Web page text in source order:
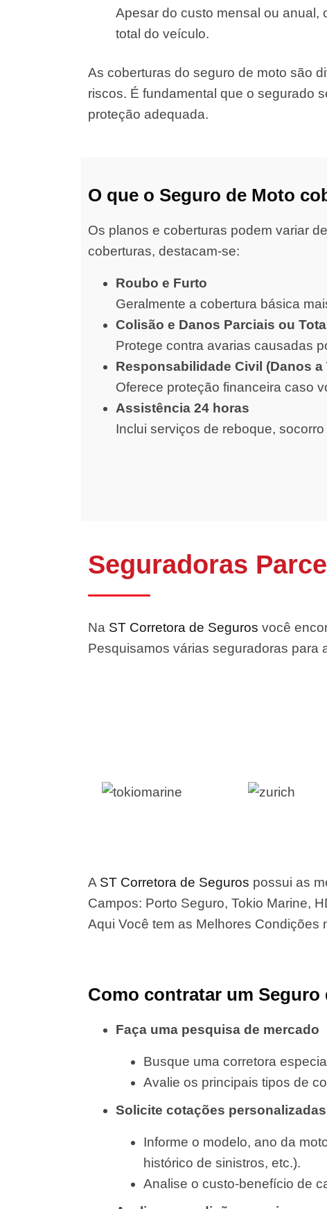
Apesar do custo mensal ou anual,
total do veículo.
As coberturas do seguro de moto são
riscos. É fundamental que o segurado
proteção adequada.
O que o Seguro de Moto
Os planos e coberturas podem variar
coberturas, destacam-se:
Roubo e Furto
Geralmente a cobertura básica
Colisão e Danos Parciais ou
Protege contra avarias causadas
Responsabilidade Civil (Danos a
Oferece proteção financeira caso
Assistência 24 horas
Inclui serviços de reboque,
Seguradoras
Na ST Corretora de Seguros você
Pesquisamos várias seguradoras para
A ST Corretora de Seguros possui as
Campos: Porto Seguro, Tokio Marine,
Aqui Você tem as Melhores Condições
Como contratar um
Faça uma pesquisa de mercado
Busque uma corretora
Avalie os principais tipos de
Solicite cotações personalizadas
Informe o modelo, ano da
histórico de sinistros, etc.).
Analise o custo-benefício de